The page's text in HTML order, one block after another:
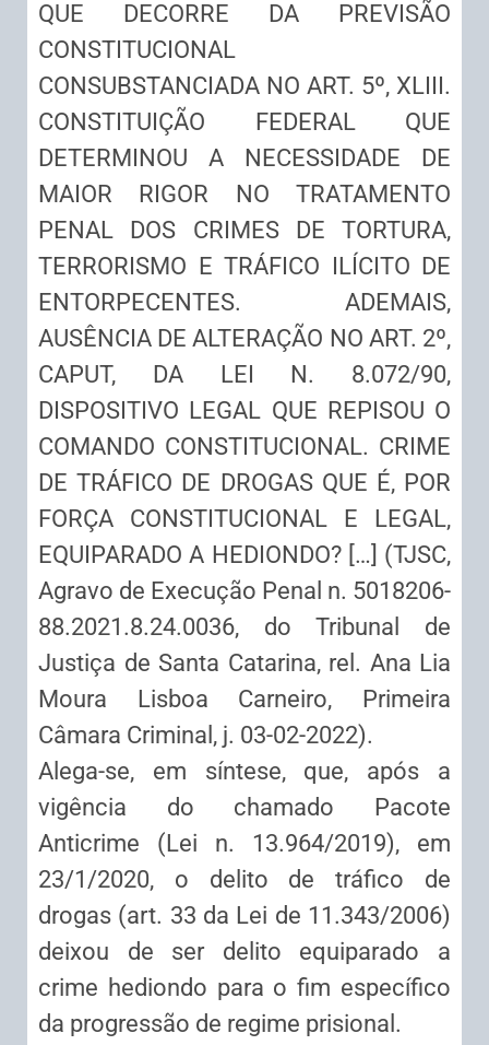
QUE DECORRE DA PREVISÃO
CONSTITUCIONAL
CONSUBSTANCIADA NO ART. 5º, XLIII.
CONSTITUIÇÃO FEDERAL QUE
DETERMINOU A NECESSIDADE DE
MAIOR RIGOR NO TRATAMENTO
PENAL DOS CRIMES DE TORTURA,
TERRORISMO E TRÁFICO ILÍCITO DE
ENTORPECENTES. ADEMAIS,
AUSÊNCIA DE ALTERAÇÃO NO ART. 2º,
CAPUT, DA LEI N. 8.072/90,
DISPOSITIVO LEGAL QUE REPISOU O
COMANDO CONSTITUCIONAL. CRIME
DE TRÁFICO DE DROGAS QUE É, POR
FORÇA CONSTITUCIONAL E LEGAL,
EQUIPARADO A HEDIONDO? […] (TJSC,
Agravo de Execução Penal n. 5018206-
88.2021.8.24.0036, do Tribunal de
Justiça de Santa Catarina, rel. Ana Lia
Moura Lisboa Carneiro, Primeira
Câmara Criminal, j. 03-02-2022).
Alega-se, em síntese, que, após a
vigência do chamado Pacote
Anticrime (Lei n. 13.964/2019), em
23/1/2020, o delito de tráfico de
drogas (art. 33 da Lei de 11.343/2006)
deixou de ser delito equiparado a
crime hediondo para o fim específico
da progressão de regime prisional.